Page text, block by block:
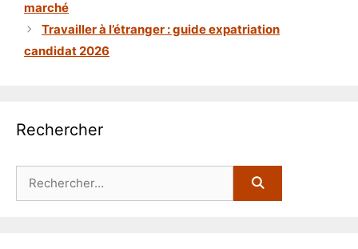
marché
Travailler à l’étranger : guide expatriation
candidat 2026
Rechercher